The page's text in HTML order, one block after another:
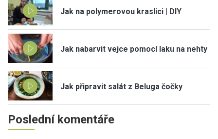
Jak na polymerovou kraslici | DIY
Jak nabarvit vejce pomocí laku na nehty
Jak připravit salát z Beluga čočky
Poslední komentáře